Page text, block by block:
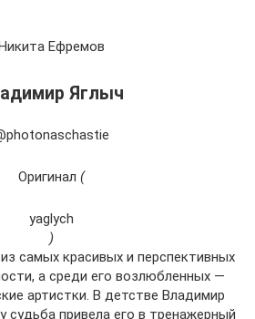
Ефремов
Яглыч
Оригинал (
yaglych
)
самых красивых и перспективных
а среди его возлюбленных —
артистки. В детстве Владимир
судьба привела его в тренажерный